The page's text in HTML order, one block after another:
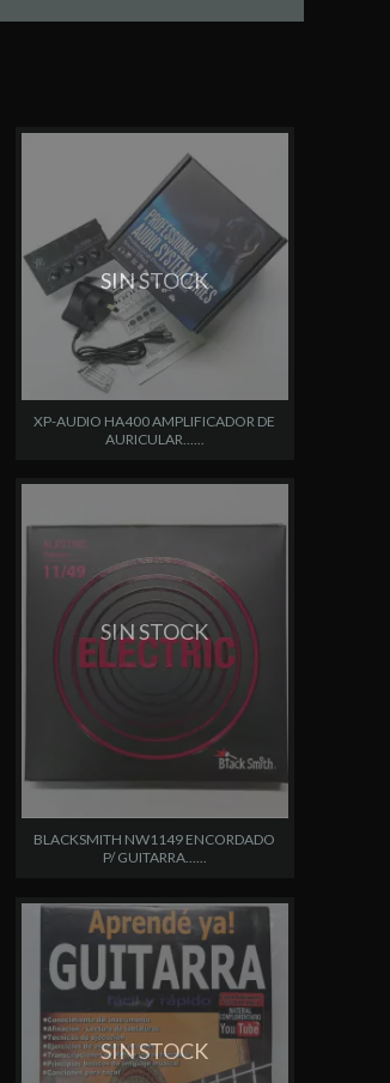
SIN STOCK
XP-AUDIO HA400 AMPLIFICADOR DE
AURICULAR......
SIN STOCK
BLACKSMITH NW1149 ENCORDADO
P/ GUITARRA......
SIN STOCK